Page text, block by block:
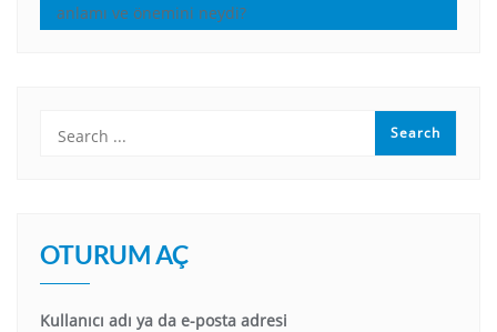
anlamı ve önemini neydi?
OTURUM AÇ
Kullanıcı adı ya da e-posta adresi